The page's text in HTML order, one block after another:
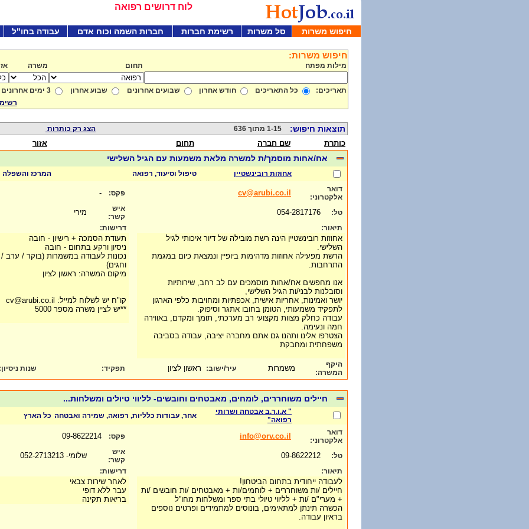
לוח דרושים רפואה
חיפוש משרות סל משרות רשימת חברות חברות השמה וכוח אדם עבודה בחו"ל
חיפוש משרות:
מילות מפתח תחום משרה
תאריכים: כל התאריכים חודש אחרון שבועים אחרונים שבוע אחרון 3 ימים אחרונים
תוצאות חיפוש: 1-15 מתוך 636 הצג רק כותרות
כותרת שם חברה תחום אזור
אח/אחות מוסמך/ת למשרה מלאת משמעות עם הגיל השלישי
אחוזות רובינשטיין טיפול וסיעוד, רפואה המרכז והשפלה
דואר
אלקטרוני:
cv@arubi.co.il פקס: -
טל:
איש
קשר:
מירי
תיאור:
אחוזות רובינשטיין הינה רשת מובילה של דיור איכותי לגיל
השלישי.
הרשת מפעילה אחוזות מדהימות ביופיין ונמצאת כיום במגמת
התרחבות.
אנו מחפשים אח/אחות מוסמכים עם לב רחב, שירותיות
וסובלנות לבני/ות הגיל השלישי,
יושר ואמינות, אחריות אישית, אכפתיות ומחויבות כלפי הארגון
לתפקיד משמעותי, הטומן בחובו אתגר וסיפוק.
עבודה כחלק מצוות מקצועי רב מערכתי, תומך ומקדם, באווירה
חמה ונעימה.
הצטרפו אלינו ותהנו גם אתם מחברה יציבה, עבודה בסביבה
משפחתית ומחבקת
דרישות:
תעודת הסמכה + רישיון - חובה
ניסיון ורקע בתחום - חובה
נכונות לעבודה במשמרות (בוקר / ערב
וחגים)
מיקום המשרה: ראשון לציון
קו"ח יש לשלוח למייל: cv@arubi.co.il
**יש לציין משרה מספר 5000
היקף
המשרה:
משמרות עיר/ישוב: ראשון לציון תפקיד: שנות ניסיון:
חיילים משוחררים, לומחים, מאבטחים וחובשים- לליווי טיולים ומשלחות...
" א.ו.ר.ב אבטחה ושרותי
רפואה"
אחר, עבודות כלליות, רפואה, שמירה ואבטחה כל הארץ
דואר
אלקטרוני:
info@orv.co.il פקס:
טל:
איש
קשר:
שלומי- 052-2713213
תיאור:
לעבודה ייחודית בתחום הביטחון!
חיילים /ות משוחררים + לוחמים/ות + מאבטחים /ות חובשים /ות
+ מערי"ם /ות + לליווי טיולי בתי ספר ומשלחות מחו''ל
הכשרה תינתן למתאימים, בונוסים למתמידים ופרטים נוספים
בראיון עבודה.
דרישות:
לאחר שירות צבאי
עבר ללא דופי
בריאות תקינה